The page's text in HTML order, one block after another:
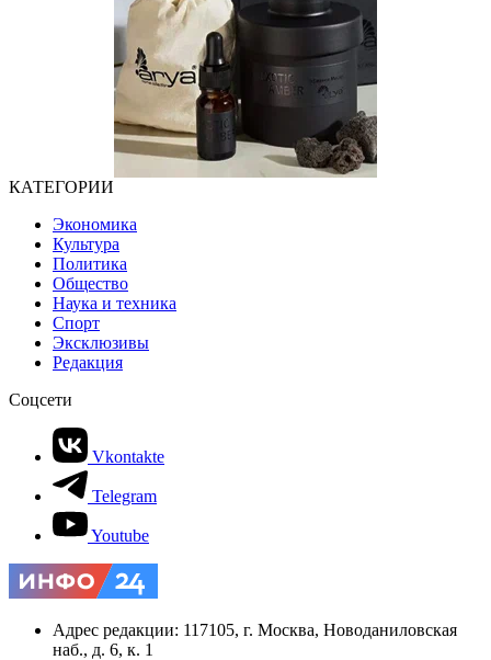
КАТЕГОРИИ
Экономика
Культура
Политика
Общество
Наука и техника
Спорт
Эксклюзивы
Редакция
Соцсети
Vkontakte
Telegram
Youtube
Адрес редакции: 117105, г. Москва, Новоданиловская
наб., д. 6, к. 1